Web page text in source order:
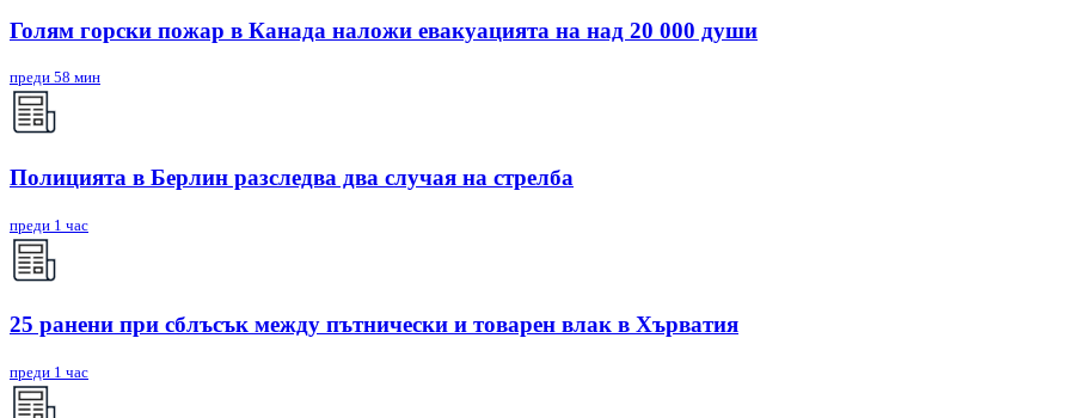
Голям горски пожар в Канада наложи евакуацията на над 20 000 души
преди 58 мин
Полицията в Берлин разследва два случая на стрелба
преди 1 час
25 ранени при сблъсък между пътнически и товарен влак в Хърватия
преди 1 час